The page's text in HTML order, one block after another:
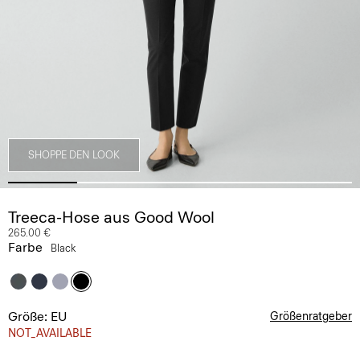
SHOPPE DEN LOOK
Treeca-Hose aus Good Wool
265.00 €
Farbe Black
Größe: EU
NOT_AVAILABLE
Größenratgeber